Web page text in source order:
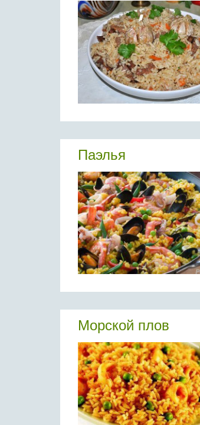
Паэлья
Морской плов